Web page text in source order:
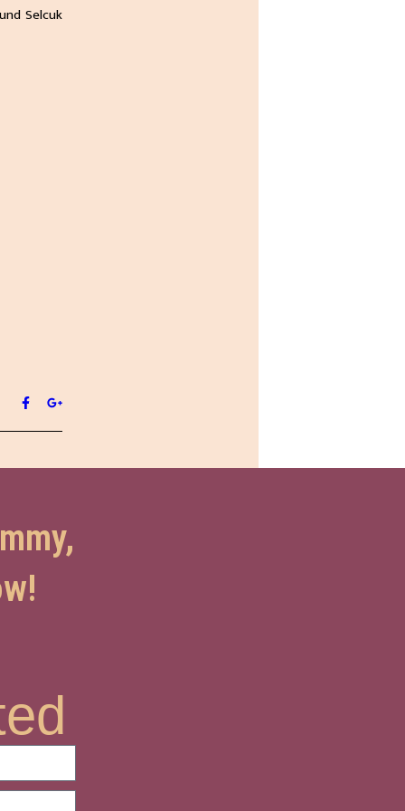
Selcuk